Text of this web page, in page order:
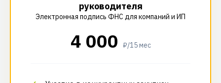
руководителя
Электронная подпись ФНС для компаний и ИП
4 000 ₽/15 мес